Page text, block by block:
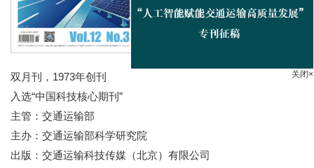
双月刊，1973年创刊
入选“中国科技核心期刊”
主管：交通运输部
主办：交通运输部科学研究院
出版：交通运输科技传媒（北京）有限公司